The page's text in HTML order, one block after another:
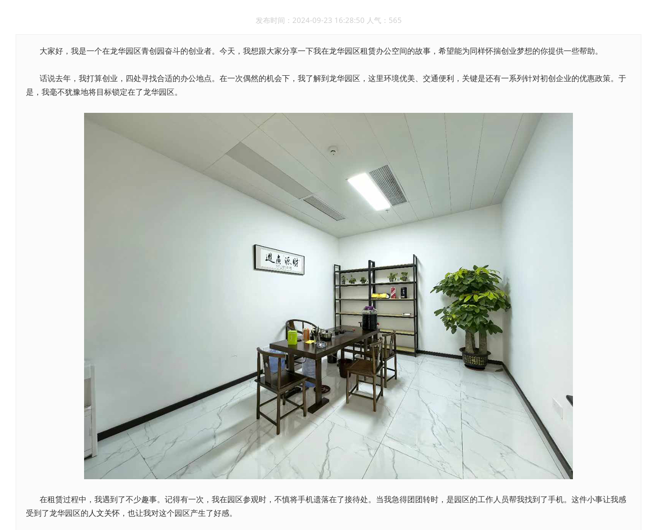
发布时间：2024-09-23 16:28:50 人气：565
大家好，我是一个在龙华园区青创园奋斗的创业者。今天，我想跟大家分享一下我在龙华园区租赁办公空间的故事，希望能为同样怀揣创业梦想的你提供一些帮助。
话说去年，我打算创业，四处寻找合适的办公地点。在一次偶然的机会下，我了解到龙华园区，这里环境优美、交通便利，关键是还有一系列针对初创企业的优惠政策。于
是，我毫不犹豫地将目标锁定在了龙华园区。
在租赁过程中，我遇到了不少趣事。记得有一次，我在园区参观时，不慎将手机遗落在了接待处。当我急得团团转时，是园区的工作人员帮我找到了手机。这件小事让我感
受到了龙华园区的 人文关怀 ，也让我对这个园区产生了好感。